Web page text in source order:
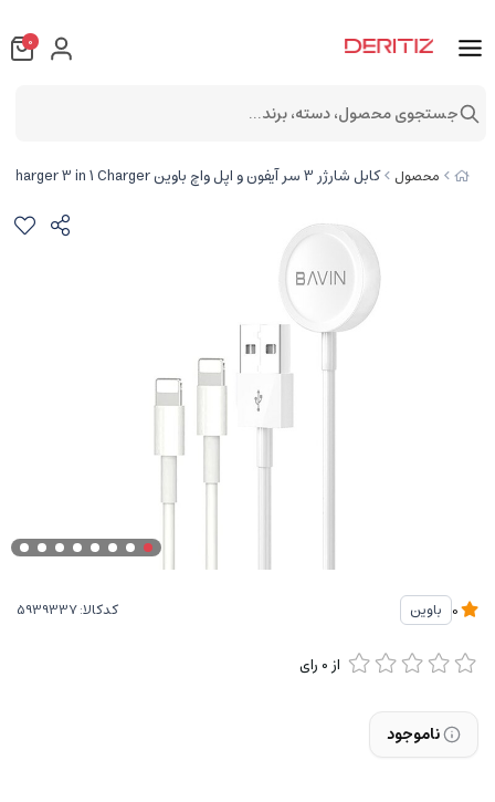
محصول کابل شارژر 3 سر آیفون و اپل واچ باوین Bavin CB234 Qi Magnetic Wireless Fast Portable Mobile iWatch Charger 3 in 1 Charger
باوین کدکالا:
از0 رای
ناموجود
0
جستجوی محصول، دسته، برند...